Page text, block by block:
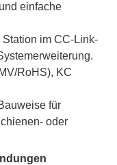
einfache
Station im CC-Link-
RoHS), KC
für
oder